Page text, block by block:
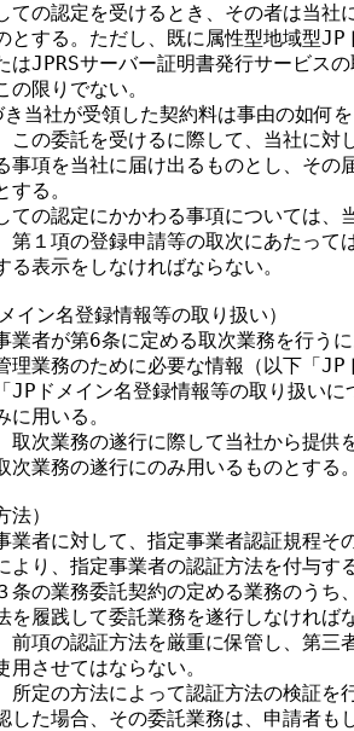
ての認定を受けるとき、その者は当社
とする。ただし、既に属性型地域型JP
はJPRSサーバー証明書発行サービス
限りでない。
当社が受領した契約料は事由の如何
この委託を受けるに際して、当社に対
事項を当社に届け出るものとし、その
る。
ての認定にかかわる事項については、
第１項の登録申請等の取次にあたって
る表示をしなければならない。
イン名登録情報等の取り扱い）
者が第6条に定める取次業務を行う
理業務のために必要な情報（以下「
JPドメイン名登録情報等の取り扱いに
用いる。
取次業務の遂行に際して当社から提供
次業務の遂行にのみ用いるものとする
）
者に対して、指定事業者認証規程そ
より、指定事業者の認証方法を付与す
条の業務委託契約の定める業務のうち
を履践して委託業務を遂行しなければ
前項の認証方法を厳重に保管し、第三
用させてはならない。
所定の方法によって認証方法の検証を
した場合、その委託業務は、申請者も